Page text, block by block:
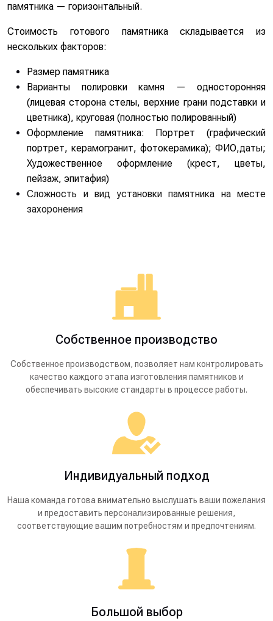
памятника — горизонтальный.
Стоимость готового памятника складывается из
нескольких факторов:
Размер памятника
Варианты полировки камня — односторонняя
(лицевая сторона стелы, верхние грани подставки и
цветника), круговая (полностью полированный)
Оформление памятника: Портрет (графический
портрет, керамогранит, фотокерамика); ФИО,даты;
Художественное оформление (крест, цветы,
пейзаж, эпитафия)
Сложность и вид установки памятника на месте
захоронения
Собственное производство
Собственное производством, позволяет нам контролировать
качество каждого этапа изготовления памятников и
обеспечивать высокие стандарты в процессе работы.
Индивидуальный подход
Наша команда готова внимательно выслушать ваши пожелания
и предоставить персонализированные решения,
соответствующие вашим потребностям и предпочтениям.
Большой выбор